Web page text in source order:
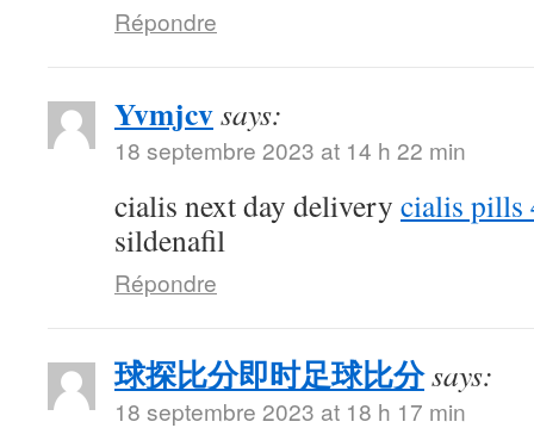
Répondre
Yvmjcvsays:
18 septembre 2023 at 14 h 22 min
cialis next day delivery cialis pills
sildenafil
Répondre
球探比分即时足球比分says:
18 septembre 2023 at 18 h 17 min